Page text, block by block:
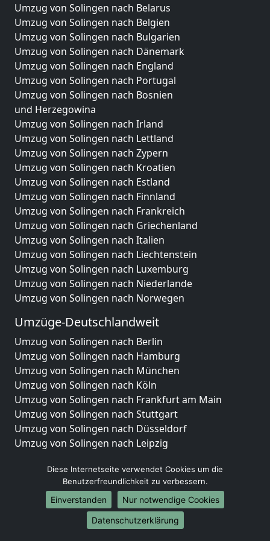
Umzug von Solingen nach Belarus
Umzug von Solingen nach Belgien
Umzug von Solingen nach Bulgarien
Umzug von Solingen nach Dänemark
Umzug von Solingen nach England
Umzug von Solingen nach Portugal
Umzug von Solingen nach Bosnien
und Herzegowina
Umzug von Solingen nach Irland
Umzug von Solingen nach Lettland
Umzug von Solingen nach Zypern
Umzug von Solingen nach Kroatien
Umzug von Solingen nach Estland
Umzug von Solingen nach Finnland
Umzug von Solingen nach Frankreich
Umzug von Solingen nach Griechenland
Umzug von Solingen nach Italien
Umzug von Solingen nach Liechtenstein
Umzug von Solingen nach Luxemburg
Umzug von Solingen nach Niederlande
Umzug von Solingen nach Norwegen
Umzüge-Deutschlandweit
Umzug von Solingen nach Berlin
Umzug von Solingen nach Hamburg
Umzug von Solingen nach München
Umzug von Solingen nach Köln
Umzug von Solingen nach Frankfurt am Main
Umzug von Solingen nach Stuttgart
Umzug von Solingen nach Düsseldorf
Umzug von Solingen nach Leipzig
Umzug von Solingen nach Essen
Umzug von Solingen nach Bremen
Umzug von Solingen nach Dresden
Umzug von Solingen nach Hannover
Umzug von Solingen nach Nürnberg
Diese Internetseite verwendet Cookies um die
Benutzerfreundlichkeit zu verbessern.
Einverstanden
Nur notwendige Cookies
Datenschutzerklärung